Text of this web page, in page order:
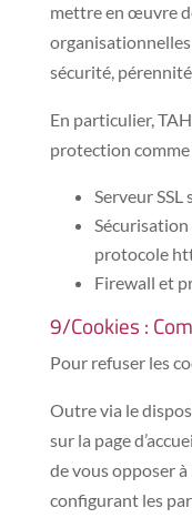
mettre en œuvre
sécurité,
En particulier,
protection comme
Serveur SSL
Sécurisation
protocole
Firewall et
9/Cookies :
Pour refuser les
Outre via le
sur la page
de vous opposer
configurant les